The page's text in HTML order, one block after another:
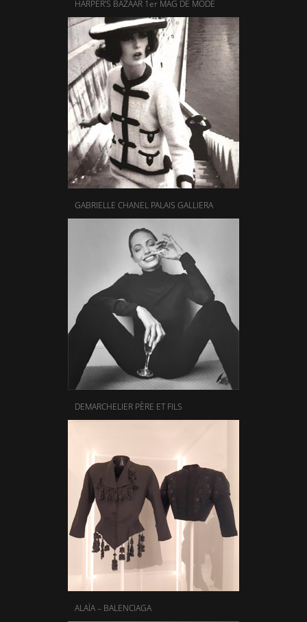
HARPER’S BAZAAR 1er MAG DE MODE
GABRIELLE CHANEL PALAIS GALLIERA
DEMARCHELIER PÈRE ET FILS
ALAÏA – BALENCIAGA